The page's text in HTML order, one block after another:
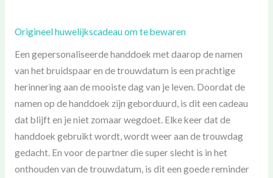
Origineel huwelijkscadeau om te bewaren
Een gepersonaliseerde handdoek met daarop de namen
van het bruidspaar en de trouwdatum is een prachtige
herinnering aan de mooiste dag van je leven. Doordat de
namen op de handdoek zijn geborduurd, is dit een cadeau
dat blijft en je niet zomaar wegdoet. Elke keer dat de
handdoek gebruikt wordt, wordt weer aan de trouwdag
gedacht. En voor de partner die super slecht is in het
onthouden van de trouwdatum, is dit een goede reminder